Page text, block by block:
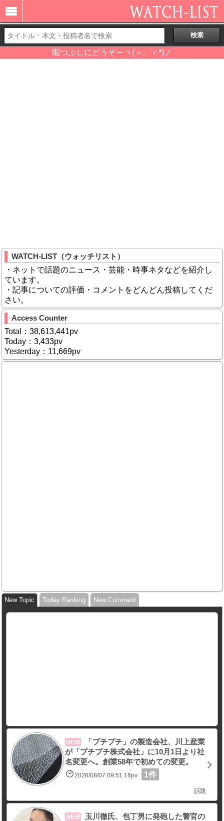
暇つぶしにどうぞーヽ(＞。＜*)ノ
WATCH-LIST（ウォッチリスト）
・ネットで話題のニュース・芸能・時事ネタなどを紹介し
ています。
・記事についての評価・コメントをどんどん投稿してくだ
さい。
Access Counter
Total：38,613,441pv
Today：3,433pv
Yesterday：11,669pv
New Topic Today Ranking New Comment
NEW
「プチプチ」の製造会社、川上産業
が「プチプチ株式会社」に10月1日より社
名変更へ。創業58年で初めての変更。
2026/08/07 09:51 16pv 1件
話題
NEW
玉川徹氏、包丁男に発砲した警官の